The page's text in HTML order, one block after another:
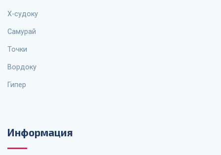
X-судоку
Самурай
Точки
Вордоку
Гипер
Информация